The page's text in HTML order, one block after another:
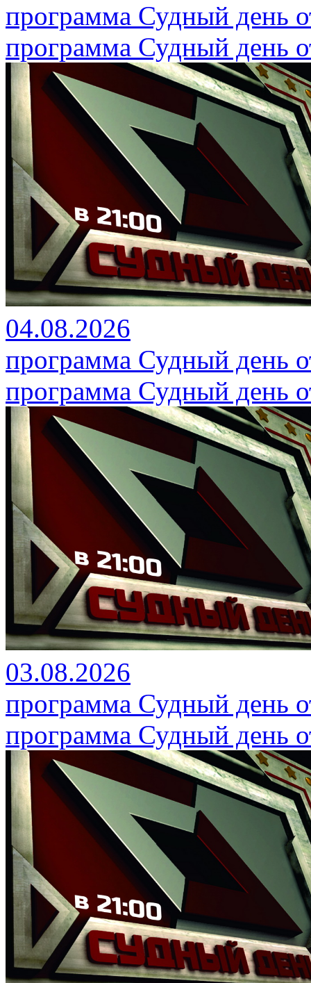
программа Судный день
программа Судный день
04.08.2026
программа Судный день
программа Судный день
03.08.2026
программа Судный день
программа Судный день